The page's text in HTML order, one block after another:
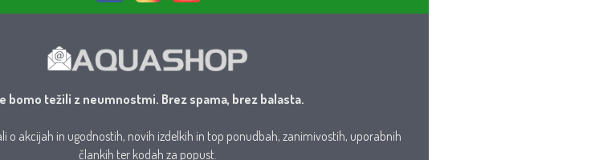
bomo težili z neumnostmi. Brez spama, brez balasta.
o akcijah in ugodnostih, novih izdelkih in top ponudbah, zanimivostih, uporabnih
člankih ter kodah za popust.